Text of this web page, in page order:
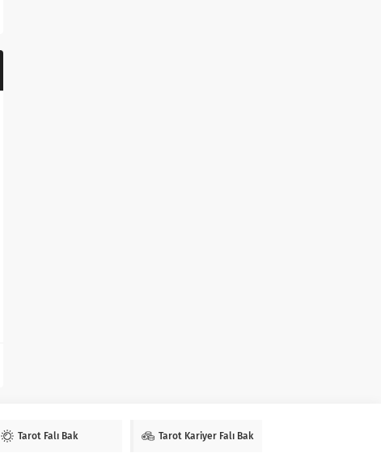
Tarot Falı Bak Tarot Kariyer Falı Bak